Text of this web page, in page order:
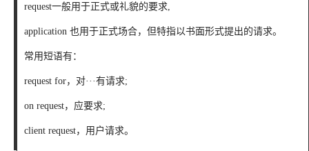
request一般用于正式或礼貌的要求,
application 也用于正式场合，但特指以书面形式提出的请求。
常用短语有：
request for，对···有请求;
on request，应要求;
client request，用户请求。